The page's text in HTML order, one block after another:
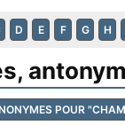
D E F G H
POUR